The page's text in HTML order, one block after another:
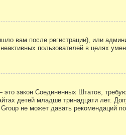
вам после регистрации), или
пользователей в целях
закон Соединенных Штатов,
детей младше тринадцати лет.
не может давать рекомендаций